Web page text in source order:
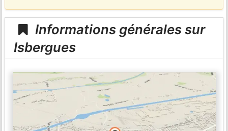
Informations générales sur
Isbergues